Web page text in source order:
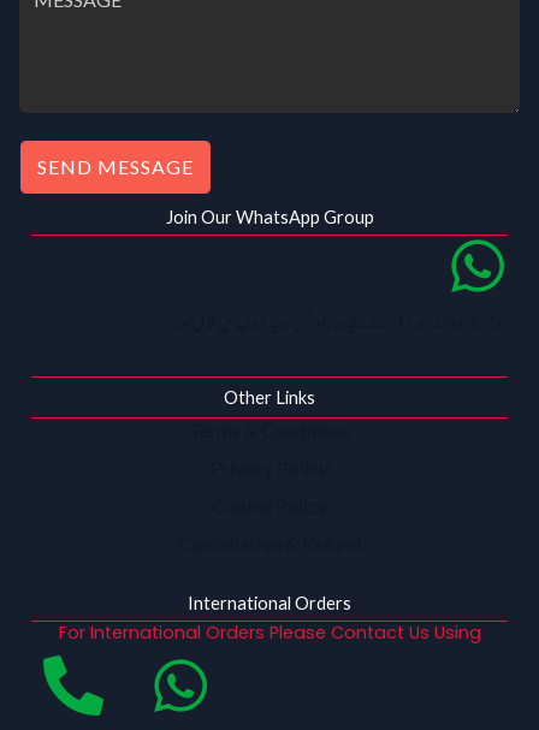
SEND MESSAGE
Join Our WhatsApp Group
Other Links
International Orders
For International Orders Please Contact Us Using